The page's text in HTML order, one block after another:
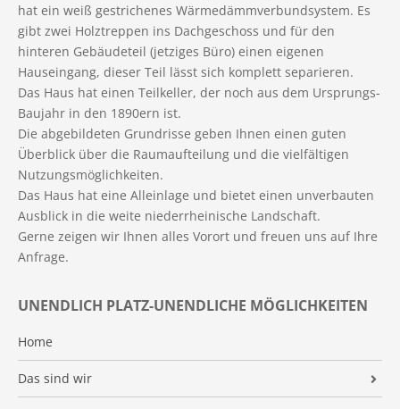
UNENDLICH PLATZ-UNENDLICHE MÖGLICHKEITEN
Home
Das sind wir
hat ein weiß gestrichenes Wärmedämmverbundsystem. Es
gibt zwei Holztreppen ins Dachgeschoss und für den
hinteren Gebäudeteil (jetziges Büro) einen eigenen
Hauseingang, dieser Teil lässt sich komplett separieren.
Das Haus hat einen Teilkeller, der noch aus dem Ursprungs-
Baujahr in den 1890ern ist.
Die abgebildeten Grundrisse geben Ihnen einen guten
Überblick über die Raumaufteilung und die vielfältigen
Nutzungsmöglichkeiten.
Das Haus hat eine Alleinlage und bietet einen unverbauten
Ausblick in die weite niederrheinische Landschaft.
Gerne zeigen wir Ihnen alles Vorort und freuen uns auf Ihre
Anfrage.